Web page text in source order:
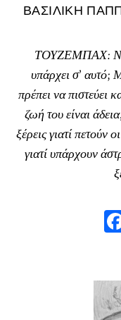
ΒΑΣΙΛΙΚΉ
ΤΟΥΖΕΜΠΑΧ:
υπάρχει σ’
πρέπει να πιστεύει
ζωή του είναι
ξέρεις γιατί πετούν
γιατί υπάρχουν